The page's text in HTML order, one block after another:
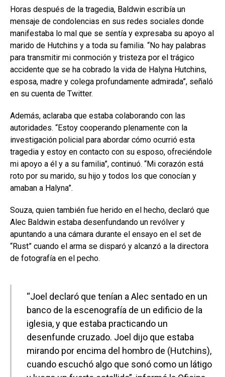
Horas después de la tragedia, Baldwin escribía un
mensaje de condolencias en sus redes sociales donde
manifestaba lo mal que se sentía y expresaba su apoyo al
marido de Hutchins y a toda su familia. “No hay palabras
para transmitir mi conmoción y tristeza por el trágico
accidente que se ha cobrado la vida de Halyna Hutchins,
esposa, madre y colega profundamente admirada”, señaló
en su cuenta de Twitter.
Además, aclaraba que estaba colaborando con las
autoridades. “Estoy cooperando plenamente con la
investigación policial para abordar cómo ocurrió esta
tragedia y estoy en contacto con su esposo, ofreciéndole
mi apoyo a él y a su familia”, continuó. “Mi corazón está
roto por su marido, su hijo y todos los que conocían y
amaban a Halyna”.
Souza, quien también fue herido en el hecho, declaró que
Alec Baldwin estaba desenfundando un revólver y
apuntando a una cámara durante el ensayo en el set de
“Rust” cuando el arma se disparó y alcanzó a la directora
de fotografía en el pecho.
“Joel declaró que tenían a Alec sentado en un
banco de la escenografía de un edificio de la
iglesia, y que estaba practicando un
desenfunde cruzado. Joel dijo que estaba
mirando por encima del hombro de (Hutchins),
cuando escuchó algo que sonó como un látigo